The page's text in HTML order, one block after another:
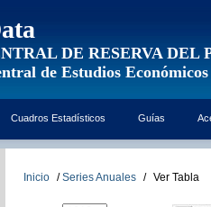
DE RESERVA DEL
de Estudios Económicos
Cuadros Estadísticos Guías
Inicio / Series Anuales / Ver Tabla